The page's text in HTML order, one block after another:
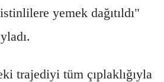
yemek dağıtıldı"
trajediyi tüm çıplaklığıyla